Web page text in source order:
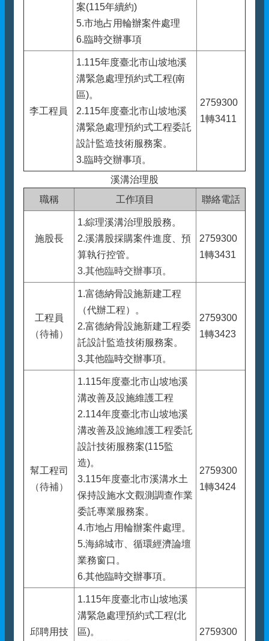
案(115年續約)
5.市地占用輪辦案件處理
6.臨時交辦事項
李工程員
1.115年度臺北市山坡地溪
溝緊急處理預約式工程(南
區)。
2.115年度臺北市山坡地溪
溝緊急處理預約式工程委託
設計監造技術服務案。
3.臨時交辦事項。
2759300
1轉3411
職稱 工作項目 聯絡電話
溪溝治理股
施股長
1.綜理溪溝治理股股務。
2.溪溝股採購案件進度、預
算執行控管。
3.其他臨時交辦事項。
2759300
1轉3431
工程員
（待補）
1.富德納骨設施新建工程
（代辦工程）。
2.富德納骨設施新建工程委
託設計監造技術服務案。
3.其他臨時交辦事項。
2759300
1轉3423
幫工程司
（待補）
1.115年度臺北市山坡地溪
溝改善及設施維護工程
2.114年度臺北市山坡地溪
溝改善及設施維護工程委託
設計技術服務案(115監
造)。
3.115年度臺北市溪溝水土
保持設施水文觀測調查作業
委託專業服務案。
4.市地占用輪辦案件處理。
5.海綿城市、循環經濟論壇
業務窗口。
6.其他臨時交辦事項。
2759300
1轉3424
邱聘用技
1.115年度臺北市山坡地溪
溝緊急處理預約式工程(北
區)。
2759300